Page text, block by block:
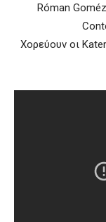
Róman
Χορεύουν οι